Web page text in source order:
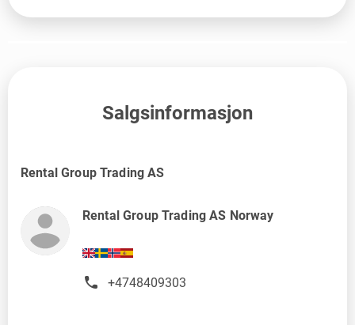
Salgsinformasjon
Rental Group Trading AS
Rental Group Trading AS Norway
+4748409303